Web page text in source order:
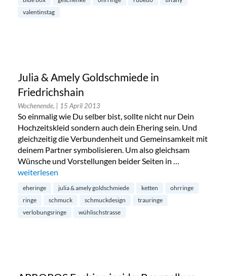
valentinstag
Julia & Amely Goldschmiede in
Friedrichshain
Wochenende, | 15 April 2013
So einmalig wie Du selber bist, sollte nicht nur Dein
Hochzeitskleid sondern auch dein Ehering sein. Und
gleichzeitig die Verbundenheit und Gemeinsamkeit mit
deinem Partner symbolisieren. Um also gleichsam
Wünsche und Vorstellungen beider Seiten in …
„Julia & Amely Goldschmiede in Friedrichshain“
weiterlesen
eheringe julia & amely goldschmiede ketten
ohrringe
ringe
schmuck schmuckdesign
trauringe
verlobungsringe
wühlischstrasse